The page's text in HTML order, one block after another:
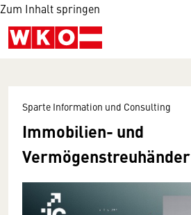
Zum Inhalt springen
Sparte Information und Consulting
Immobilien- und
Vermögenstreuhänder